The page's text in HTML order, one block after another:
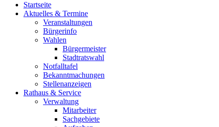
Startseite
Aktuelles & Termine
Veranstaltungen
Bürgerinfo
Wahlen
Bürgermeister
Stadtratswahl
Notfalltafel
Bekanntmachungen
Stellenanzeigen
Rathaus & Service
Verwaltung
Mitarbeiter
Sachgebiete